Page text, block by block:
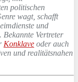
politischen
wagt, schafft
und
Bekannte Vertreter
Konklave oder auch
und realitätsnahen